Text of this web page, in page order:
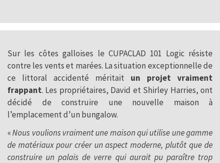
Sur les côtes galloises le CUPACLAD 101 Logic résiste
contre les vents et marées. La situation exceptionnelle de
ce littoral accidenté méritait un projet vraiment
frappant. Les propriétaires, David et Shirley Harries, ont
décidé de construire une nouvelle maison à
l’emplacement d’un bungalow.
«Nous voulions vraiment une maison qui utilise une gamme
de matériaux pour créer un aspect moderne, plutôt que de
construire un palais de verre qui aurait pu paraître trop